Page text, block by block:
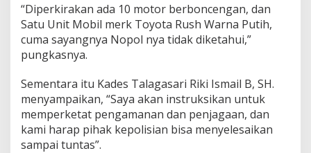
“Diperkirakan ada 10 motor berboncengan, dan
Satu Unit Mobil merk Toyota Rush Warna Putih,
cuma sayangnya Nopol nya tidak diketahui,”
pungkasnya.
Sementara itu Kades Talagasari Riki Ismail B, SH.
menyampaikan, “Saya akan instruksikan untuk
memperketat pengamanan dan penjagaan, dan
kami harap pihak kepolisian bisa menyelesaikan
sampai tuntas”.